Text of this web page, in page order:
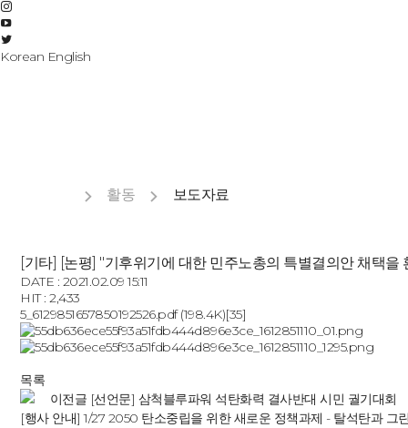
Korean English
활동 보도자료
[기타] [논평] "기후위기에 대한 민주노총의 특별결의안 채택을
DATE : 2021.02.09 15:11
HIT : 2,433
5_6129851657850192526.pdf(198.4K)[35]
목록
이전글 [선언문] 삼척블루파워 석탄화력 결사반대 시민 궐기대회
[행사 안내] 1/27 2050 탄소중립을 위한 새로운 정책과제 - 탈석탄과 그